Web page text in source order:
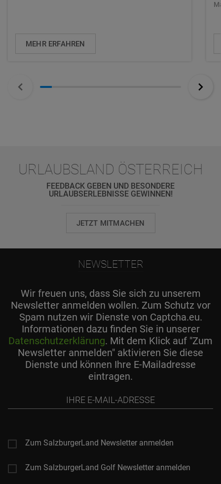
MEHR ERFAHREN
URLAUBSLAND ÖSTERREICH
FEEDBACK GEBEN UND BESONDERE
URLAUBSERLEBNISSE GEWINNEN!
JETZT MITMACHEN
NEWSLETTER
Wir freuen uns, dass Sie sich zu unserem
Newsletter anmelden wollen. Zum Schutz vor
Spam nutzen wir Dienste von Captcha.eu.
Informationen dazu finden Sie in unserer
Datenschutzerklärung. Mit dem Klick auf "Zum
Newsletter anmelden" aktivieren Sie diese
Dienste und können Ihre E-Mailadresse
eintragen.
Mail-
Zum SalzburgerLand Newsletter anmelden
Zum SalzburgerLand Golf Newsletter anmelden